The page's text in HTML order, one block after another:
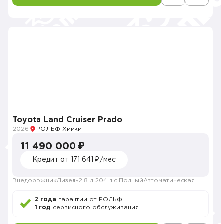
Toyota Land Cruiser Prado
2026 РОЛЬФ Химки
11 490 000 ₽
Кредит от 171 641 ₽/мес
ВнедорожникДизель2.8 л. 204 л.с. ПолныйАвтоматическая
2 года гарантии от РОЛЬФ
1 год сервисного обслуживания